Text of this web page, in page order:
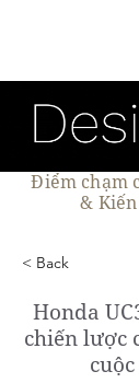
Điểm chạm
&
< Back
Honda
chiến lược